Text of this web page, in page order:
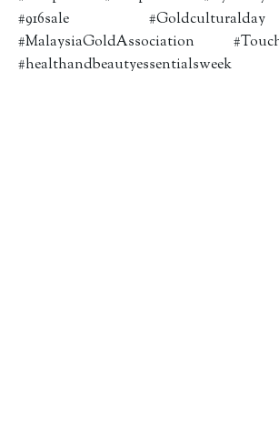
#916sale
#MalaysiaGoldAssociation
#healthandbeautyessentialsweek